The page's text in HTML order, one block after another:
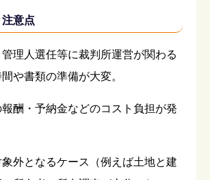
意点
理人選任等に裁判所運営が関わる
や書類の準備が大変。
酬・予納金などのコスト負担が発
外となるケース（例えば土地と建